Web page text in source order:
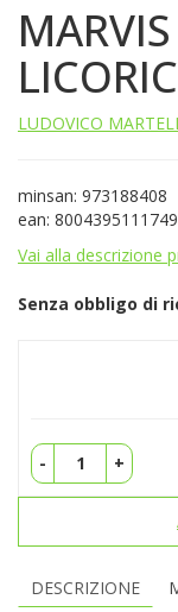
LUDOVICO
minsan: 973188408
ean: 8004395111749
Vai alla descrizione
Senza obbligo di
- +
DESCRIZIONE